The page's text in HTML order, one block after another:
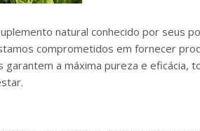
natural conhecido por seus
comprometidos em fornecer
a máxima pureza e eficácia,